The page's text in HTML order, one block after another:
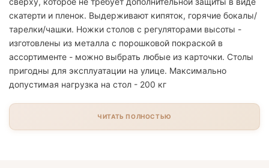
скатерти и пленок. Выдерживают кипяток, горячие бокалы/
тарелки/чашки. Ножки столов с регуляторами высоты -
изготовлены из металла с порошковой покраской в
ассортименте - можно выбрать любые из карточки. Столы
пригодны для эксплуатации на улице. Максимально
допустимая нагрузка на стол - 200 кг
ЧИТАТЬ ПОЛНОСТЬЮ